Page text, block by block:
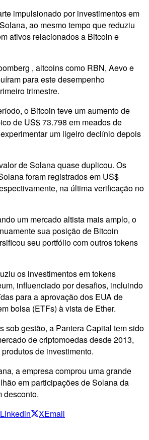
impulsionado por investimentos em
ao mesmo tempo que reduziu
ativos relacionados a Bitcoin e
, altcoins como RBN, Aevo e
para este desempenho
trimestre.
o Bitcoin teve um aumento de
de US$ 73.798 em meados de
um ligeiro declínio depois
de Solana quase duplicou. Os
foram registrados em US$
na última verificação no
um mercado altista mais amplo, o
sua posição de Bitcoin
seu portfólio com outros tokens
os investimentos em tokens
influenciado por desafios, incluindo
para a aprovação dos EUA de
bolsa (ETFs) à vista de Ether.
sob gestão, a Pantera Capital tem sido
de criptomoedas desde 2013,
de investimento.
a empresa comprou uma grande
em participações de Solana da
desconto.
Linkedin XEmail